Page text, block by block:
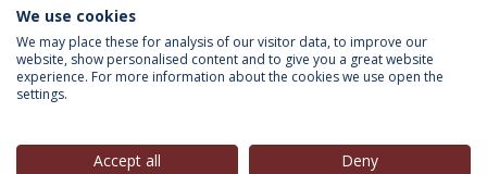
INFORMAÇÃO PARA
We use cookies
We may place these for analysis of our visitor data, to improve our
website, show personalised content and to give you a great website
experience. For more information about the cookies we use open the
settings.
Accept all Deny